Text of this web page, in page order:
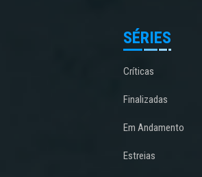
SÉRIES
Críticas
Finalizadas
Em Andamento
Estreias